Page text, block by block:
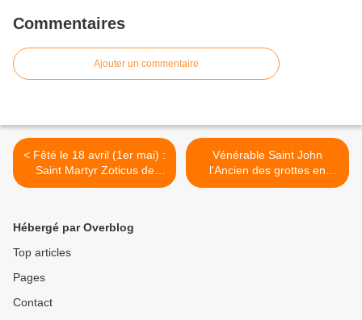
Commentaires
Ajouter un commentaire
< Fêté le 18 avril (1er mai) :
Saint Martyr Zoticus de
Nicomédia
Vénérable Saint John
l'Ancien des grottes en
Palestine >
Hébergé par Overblog
Top articles
Pages
Contact